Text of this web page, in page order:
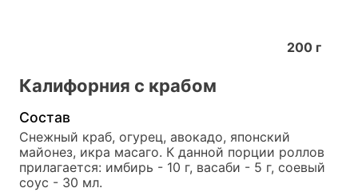
200 г
Калифорния с крабом
Состав
Снежный краб, огурец, авокадо, японский
майонез, икра масаго. К данной порции роллов
прилагается: имбирь - 10 г, васаби - 5 г, соевый
соус - 30 мл.